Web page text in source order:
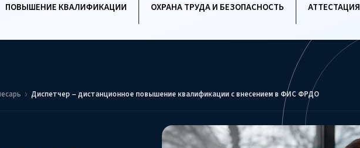
ПОВЫШЕНИЕ КВАЛИФИКАЦИИ ОХРАНА ТРУДА И БЕЗОПАСНОСТЬ АТТЕСТАЦИЯ
Диспетчер – дистанционное повышение квалификации с внесением в ФИС ФРДО